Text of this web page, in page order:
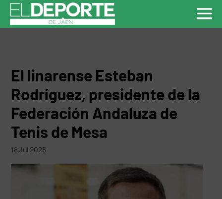
El linarense Esteban
Rodríguez, presidente de la
Federación Andaluza de
Tenis de Mesa
18 Jul 2025